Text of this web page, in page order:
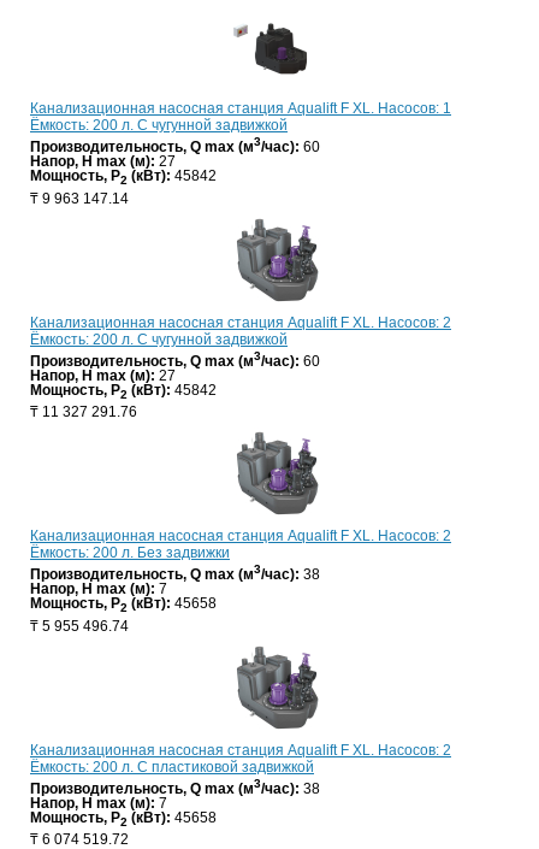
Канализационная насосная станция Aqualift F XL. Насосов: 1
Ёмкость: 200 л. С чугунной задвижкой
Производительность, Q max (м3/час): 60
Напор, H max (м): 27
Мощность, P2 (кВт): 45842
₸ 9 963 147.14
Канализационная насосная станция Aqualift F XL. Насосов: 2
Ёмкость: 200 л. С чугунной задвижкой
Производительность, Q max (м3/час): 60
Напор, H max (м): 27
Мощность, P2 (кВт): 45842
₸ 11 327 291.76
Канализационная насосная станция Aqualift F XL. Насосов: 2
Ёмкость: 200 л. Без задвижки
Производительность, Q max (м3/час): 38
Напор, H max (м): 7
Мощность, P2 (кВт): 45658
₸ 5 955 496.74
Канализационная насосная станция Aqualift F XL. Насосов: 2
Ёмкость: 200 л. С пластиковой задвижкой
Производительность, Q max (м3/час): 38
Напор, H max (м): 7
Мощность, P2 (кВт): 45658
₸ 6 074 519.72